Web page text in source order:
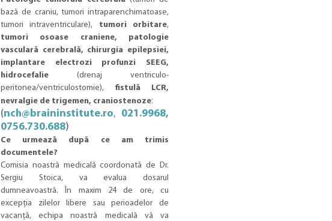
bază de craniu, tumori intraparenchimatoase,
tumori intraventriculare), tumori orbitare,
tumori osoase craniene, patologie
vasculară cerebrală, chirurgia epilepsiei,
implantare electrozi profunzi SEEG,
hidrocefalie (drenaj ventriculo-
peritonea/ventriculostomie), fistulă LCR,
nevralgie de trigemen, craniostenoze:
(nch@braininstitute.ro, 021.9968,
0756.730.688)
Ce urmează după ce am trimis
documentele?
Comisia noastră medicală coordonată de Dr.
Sergiu Stoica, va evalua dosarul
dumneavoastră. În maxim 24 de ore, cu
excepția zilelor libere sau perioadelor de
vacanță, echipa noastră medicală vă va